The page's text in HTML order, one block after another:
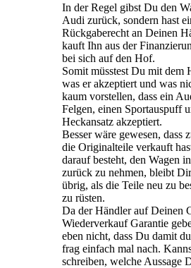
In der Regel gibst Du den
Audi zurück, sondern hast
Rückgaberecht an Deinen
kauft Ihn aus der
bei sich auf den Hof.
Somit müsstest Du mit dem
was er akzeptiert und was
kaum vorstellen, dass ein
Felgen, einen Sportauspuff
Heckansatz akzeptiert.
Besser wäre gewesen, dass
die Originalteile verkauft
darauf besteht, den Wagen
zurück zu nehmen, bleibt
übrig, als die Teile neu zu
zu rüsten.
Da der Händler auf Deinen
Wiederverkauf Garantie
eben nicht, dass Du damit
frag einfach mal nach.
schreiben, welche Aussage